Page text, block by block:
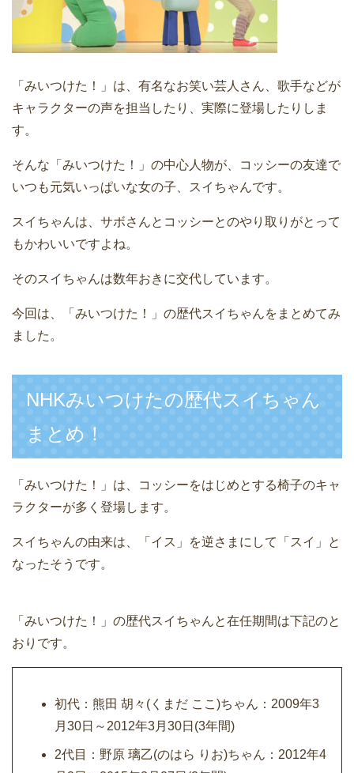
「みいつけた！」は、有名なお笑い芸人さん、歌手などが
キャラクターの声を担当したり、実際に登場したりしま
す。
そんな「みいつけた！」の中心人物が、コッシーの友達で
いつも元気いっぱいな女の子、スイちゃんです。
スイちゃんは、サボさんとコッシーとのやり取りがとって
もかわいいですよね。
そのスイちゃんは数年おきに交代しています。
今回は、「みいつけた！」の歴代スイちゃんをまとめてみ
ました。
NHKみいつけたの歴代スイちゃん
まとめ！
「みいつけた！」は、コッシーをはじめとする椅子のキャ
ラクターが多く登場します。
スイちゃんの由来は、「イス」を逆さまにして「スイ」と
なったそうです。
「みいつけた！」の歴代スイちゃんと在任期間は下記のと
おりです。
初代：熊田 胡々(くまだ ここ)ちゃん：2009年3
月30日～2012年3月30日(3年間)
2代目：野原 璃乙(のはら りお)ちゃん：2012年4